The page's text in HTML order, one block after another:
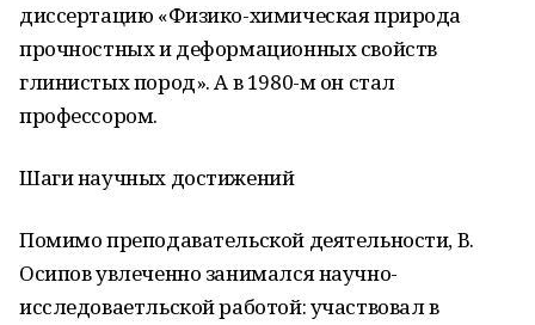
диссертацию «Физико-химическая природа
прочностных и деформационных свойств
глинистых пород». А в 1980-м он стал
профессором.
Шаги научных достижений
Помимо преподавательской деятельности, В.
Осипов увлеченно занимался научно-
исследоваетльской работой: участвовал в